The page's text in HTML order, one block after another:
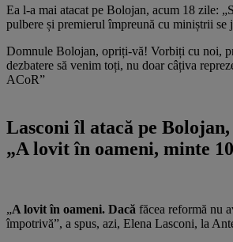
Ea l-a mai atacat pe Bolojan, acum 18 zile:
pulbere și premierul împreună cu miniștrii se
Domnule Bolojan, opriți-vă! Vorbiți cu noi,
dezbatere să venim toți, nu doar câțiva
ACoR”
Lasconi îl atacă pe
„A lovit în oameni, minte
„A lovit în oameni. Dacă făcea reformă nu
împotrivă”, a spus, azi, Elena Lasconi, la